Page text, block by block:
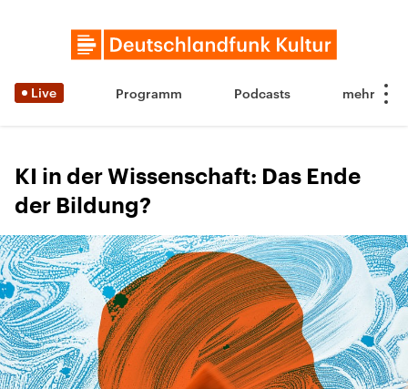
Live Programm Podcasts
KI in der Wissenschaft: Das Ende
der Bildung?